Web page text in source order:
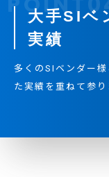
大手SIベ
実績
多くのSIベンダー
た実績を重ねて参り